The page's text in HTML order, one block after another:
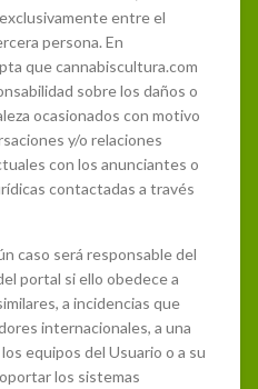
entre el
persona. En
que cannabiscultura.com
sobre los daños o
ocasionados con motivo
y/o relaciones
con los anunciantes o
contactadas a través
caso será responsable del
portal si ello obedece a
a incidencias que
internacionales, a una
equipos del Usuario o a su
los sistemas